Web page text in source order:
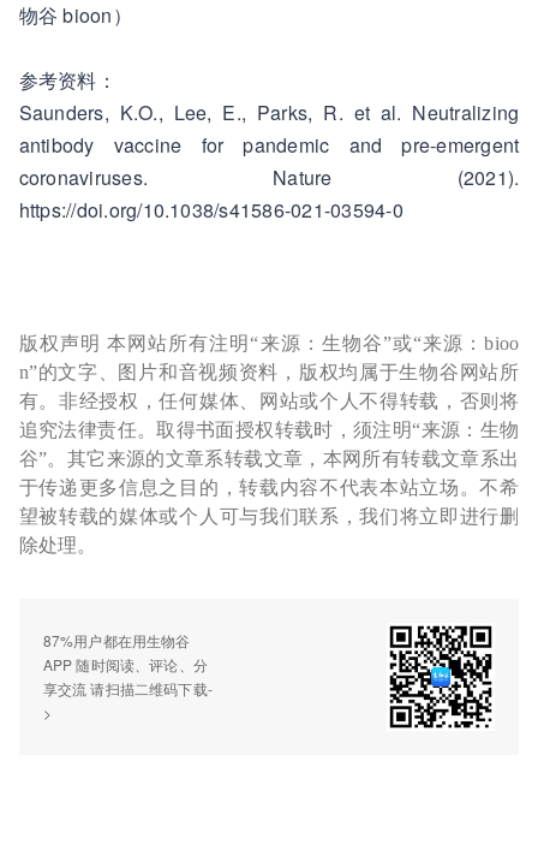
物谷 bioon）
参考资料：
Saunders, K.O., Lee, E., Parks, R. et al. Neutralizing
antibody vaccine for pandemic and pre-emergent
coronaviruses. Nature (2021).
https://doi.org/10.1038/s41586-021-03594-0
版权声明 本网站所有注明“来源：生物谷”或“来源：bioo
n”的文字、图片和音视频资料，版权均属于生物谷网站所
有。非经授权，任何媒体、网站或个人不得转载，否则将
追究法律责任。取得书面授权转载时，须注明“来源：生物
谷”。其它来源的文章系转载文章，本网所有转载文章系出
于传递更多信息之目的，转载内容不代表本站立场。不希
望被转载的媒体或个人可与我们联系，我们将立即进行删
除处理。
87%用户都在用生物谷
APP 随时阅读、评论、分
享交流 请扫描二维码下载-
>